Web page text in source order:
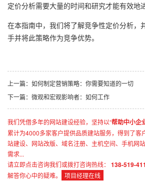
定价分析需要大量的时间和研究才能有效地
在本指南中，我们将了解竞争性定价分析，
手并将此策略作为竞争优势。
上一篇： 如何制定营销策略：你需要知道的一切
下一篇： 微观和宏观影响者：如何工作
我们凭借多年的网站建设经验，坚持以“帮助中小企
累计为4000多家客户提供品质建站服务，得到了客
站建设、网站改版、域名注册、主机空间、手机网
需求...
请立即点击咨询我们或拨打咨询热线：
138-519-
解答你心中的疑难。
项目经理在线